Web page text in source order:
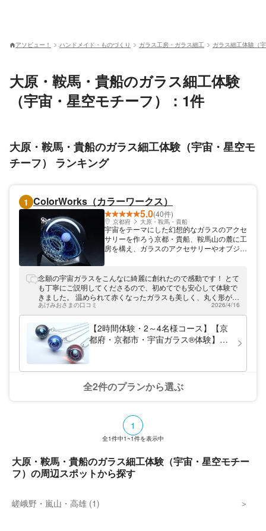
アソビュー！ ハンドメイド・ものづくり ガラス工房・ガラス細工 ガラス細工体験（
大原・鞍馬・貴船のガラス細工体験
（宇宙・星空モチーフ）：1件
大原・鞍馬・貴船のガラス細工体験（宇宙・星空モ
チーフ） ランキング
1 ColorWorks（カラーワークス）
5.0(40件)
京都府 大原・鞍馬・貴船
宇宙をテーマにした幻想的なガラスのアクセ
サリーを作ろう京都・貴船、鞍馬山の麓に工
房を構え、ガラスのアクセサリーやオブジェ
宙、自然をモチーフに月や虹、オーロラなど
の幻想的な作品を作っています。 叡山電鉄
「市原駅」から徒歩約8分。貴船、鞍馬まで
一駅、京都観光の際にはどうぞご参加くださ
い。
念願の宇宙ガラスをこんなに綺麗に創れたので感動です！ とて
も丁寧にご説明してくださるので、初めてでも安心して体験で
きました。 温められて赤くなったガラスも美しく、丸く形が変
わっていくガラスも生きているようで、本当に素晴らしい時間
でした。 静かな場所にある工房はとても居心地がよく、ご夫婦
とのお話も楽しくて、また戻ってきたくなる場所です！ 綺麗だ
な～、作ってみたいな～と思ったら、ぜひこちらで創作される
ときっと素晴らしい体験になると思います。 どうもありがとう
ございました。
あけみおさまの口コミ 2026/4/16
【2時間体験・2～4名様コース】【京
都府・京都市・宇宙ガラス®体験】宇
お土産も
全2件のプランから選ぶ
1
全1件中1~1件を表示中
大原・鞍馬・貴船のガラス細工体験（宇宙・星空モチー
フ）の周辺スポットから探す
嵯峨野・嵐山・高雄 (1)